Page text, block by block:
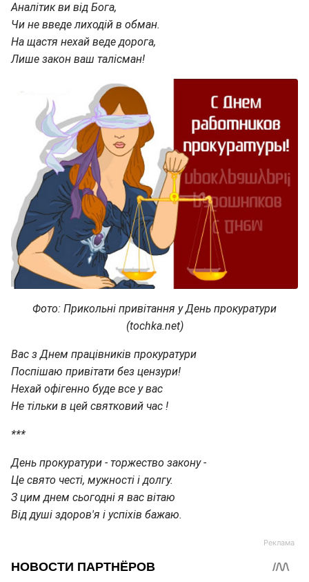
Аналітик ви від Бога,
Чи не введе лиходій в обман.
На щастя нехай веде дорога,
Лише закон ваш талісман!
Фото: Прикольні привітання у День прокуратури
(tochka.net)
Вас з Днем працівників прокуратури
Поспішаю привітати без цензури!
Нехай офігенно буде все у вас
Не тільки в цей святковий час !
***
День прокуратури - торжество закону -
Це свято честі, мужності і долгу.
З цим днем сьогодні я вас вітаю
Від душі здоров'я і успіхів бажаю.